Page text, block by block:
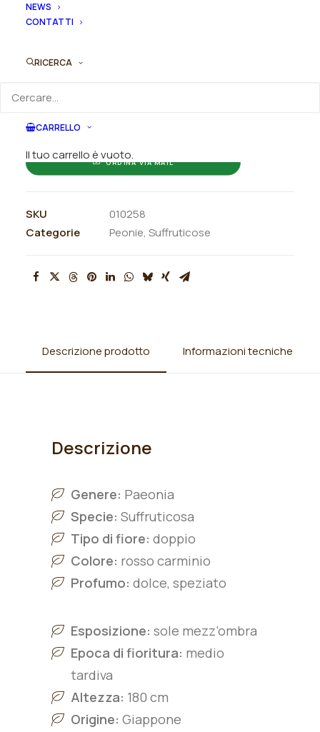
NEWS
CONTATTI
RICERCA
CARRELLO
Il tuo carrello è vuoto.
"Kao"
quantità
Ordina subito questo prodotto!
indicando la dimensione del vaso desiderata e la
ORDINA VIA MAIL
SKU
010258
Categorie
Peonie, Suffruticose
Descrizione prodotto Informazioni tecniche
Descrizione
Genere: Paeonia
Specie: Suffruticosa
Tipo di fiore: doppio
Colore: rosso carminio
Profumo: dolce, speziato
Esposizione: sole mezz’ombra
Epoca di fioritura: medio
tardiva
Altezza: 180 cm
Origine: Giappone